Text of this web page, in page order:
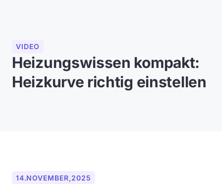
VIDEO
Heizungswissen kompakt:
Heizkurve richtig einstellen
14.NOVEMBER,2025